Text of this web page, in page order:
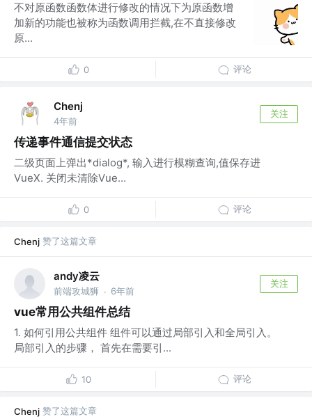
不对原函数函数体进行修改的情况下为原函数增
加新的功能也被称为函数调用拦截,在不直接修改
原...
0 评论
Chenj
4年前
关注
传递事件通信提交状态
二级页面上弹出*dialog*, 输入进行模糊查询,值保存进
VueX. 关闭未清除Vue...
0 评论
Chenj 赞了这篇文章
andy凌云
前端攻城狮 · 6年前
关注
vue常用公共组件总结
1. 如何引用公共组件 组件可以通过局部引入和全局引入。
局部引入的步骤， 首先在需要引...
10 评论
Chenj 赞了这篇文章